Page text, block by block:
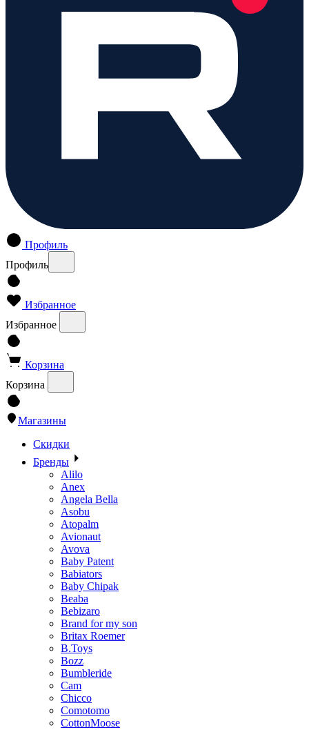
Профиль
Профиль
Избранное
Избранное
Корзина
Корзина
Магазины
Скидки
Бренды
Alilo
Anex
Angela Bella
Asobu
Atopalm
Avionaut
Avova
Baby Patent
Babiators
Baby Chipak
Beaba
Bebizaro
Brand for my son
Britax Roemer
B.Toys
Bozz
Bumbleride
Cam
Chicco
Comotomo
CottonMoose